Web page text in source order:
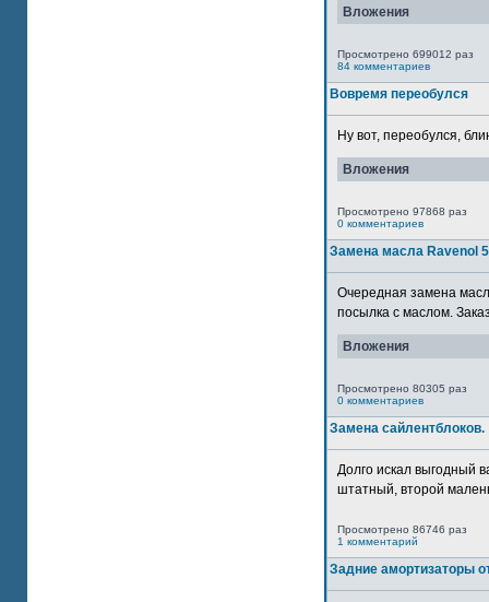
Вложения
Просмотрено 699012 раз
84 комментариев
Вовремя переобулся
Ну вот, переобулся,
Вложения
Просмотрено 97868 раз
0 комментариев
Замена масла Ravenol
Очередная замена
посылка с маслом.
Вложения
Просмотрено 80305 раз
0 комментариев
Замена сайлентблоков.
Долго искал выгодный
штатный, второй
Просмотрено 86746 раз
1 комментарий
Задние амортизаторы